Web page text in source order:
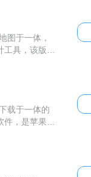
图于一体，
工具，该版本
载于一体的
件，是苹果玩